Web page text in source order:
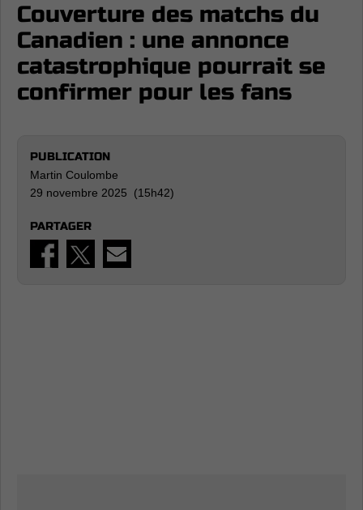
Couverture des matchs du
Canadien : une annonce
catastrophique pourrait se
confirmer pour les fans
PUBLICATION
Martin Coulombe
29 novembre 2025 (15h42)
PARTAGER